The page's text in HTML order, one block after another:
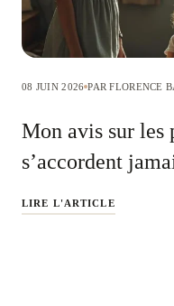
08 JUIN 2026 PAR FLORENCE
Mon avis sur les
s’accordent
LIRE L'ARTICLE